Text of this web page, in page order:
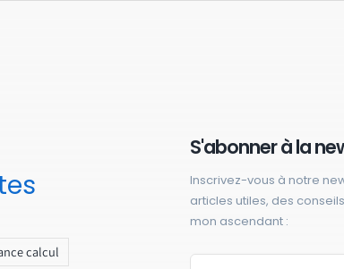
calcul
S'abonner à la
Inscrivez-vous à notre
articles utiles, des
mon ascendant :